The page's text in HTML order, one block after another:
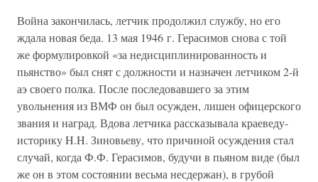
Война закончилась, летчик продолжил службу, но его
ждала новая беда. 13 мая 1946 г. Герасимов снова с той
же формулировкой «за недисциплинированность и
пьянство» был снят с должности и назначен летчиком 2-й
аэ своего полка. После последовавшего за этим
увольнения из ВМФ он был осужден, лишен офицерского
звания и наград. Вдова летчика рассказывала краеведу-
историку H.H. Зиновьеву, что причиной осуждения стал
случай, когда Ф.Ф. Герасимов, будучи в пьяном виде (был
же он в этом состоянии весьма несдержан), в грубой